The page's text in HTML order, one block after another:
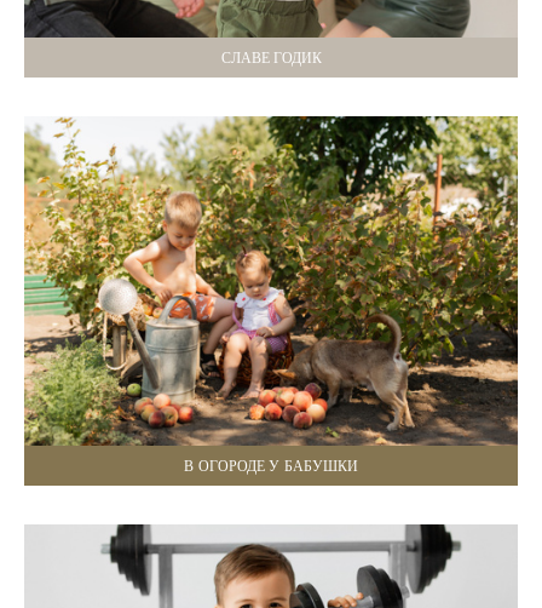
СЛАВЕ ГОДИК
В ОГОРОДЕ У БАБУШКИ